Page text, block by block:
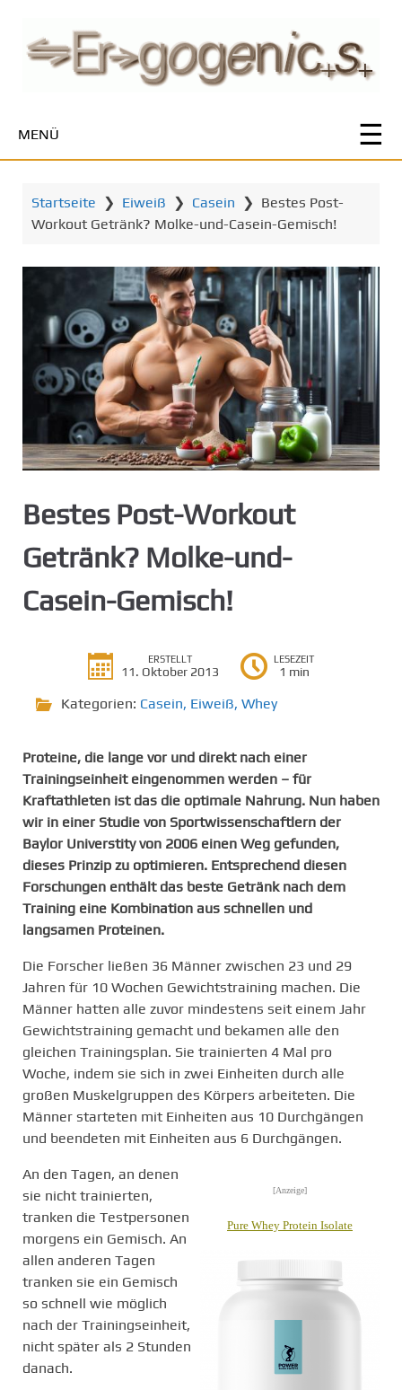
t
MENÜ
Startseite ❯ Eiweiß ❯ Casein ❯ Bestes Post-
Workout Getränk? Molke-und-Casein-Gemisch!
Bestes Post-Workout
Getränk? Molke-und-
Casein-Gemisch!
ERSTELLT
11. Oktober 2013
LESEZEIT
1 min
Kategorien: Casein, Eiweiß, Whey
Proteine, die lange vor und direkt nach einer
Trainingseinheit eingenommen werden – für
Kraftathleten ist das die optimale Nahrung. Nun haben
wir in einer Studie von Sportwissenschaftlern der
Baylor Universtity von 2006 einen Weg gefunden,
dieses Prinzip zu optimieren. Entsprechend diesen
Forschungen enthält das beste Getränk nach dem
Training eine Kombination aus schnellen und
langsamen Proteinen.
Die Forscher ließen 36 Männer zwischen 23 und 29
Jahren für 10 Wochen Gewichtstraining machen. Die
Männer hatten alle zuvor mindestens seit einem Jahr
Gewichtstraining gemacht und bekamen alle den
gleichen Trainingsplan. Sie trainierten 4 Mal pro
Woche, indem sie sich in zwei Einheiten durch alle
großen Muskelgruppen des Körpers arbeiteten. Die
Männer starteten mit Einheiten aus 10 Durchgängen
und beendeten mit Einheiten aus 6 Durchgängen.
[Anzeige]
Pure Whey Protein Isolate
An den Tagen, an denen
sie nicht trainierten,
tranken die Testpersonen
morgens ein Gemisch. An
allen anderen Tagen
tranken sie ein Gemisch
so schnell wie möglich
nach der Trainingseinheit,
nicht später als 2 Stunden
danach.